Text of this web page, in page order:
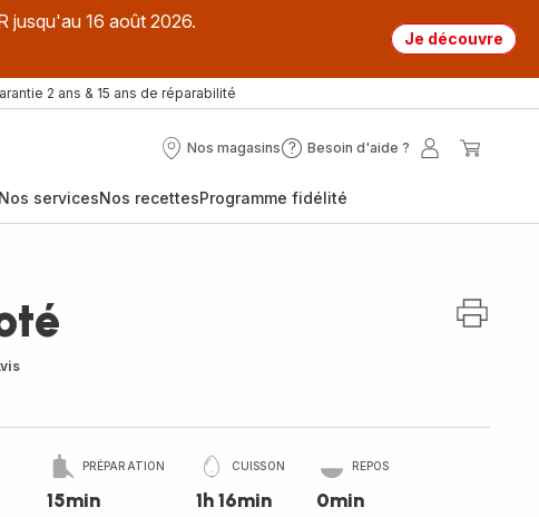
jusqu'au 16 août 2026.
Je découvre
2 ans & 15 ans de réparabilité
Nos magasins
Nos
Besoin d'aide ?
Besoin
?
Mon
Nos servicesNos recettesProgramme fidélité
PRÉPARATION
15min
CUISSON
1h 16min
REPOS
0min